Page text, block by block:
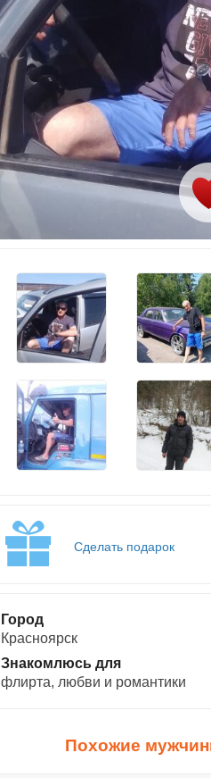
Сделать подарок
Город
Красноярск
Знакомлюсь для
флирта, любви и романтики
Похожие